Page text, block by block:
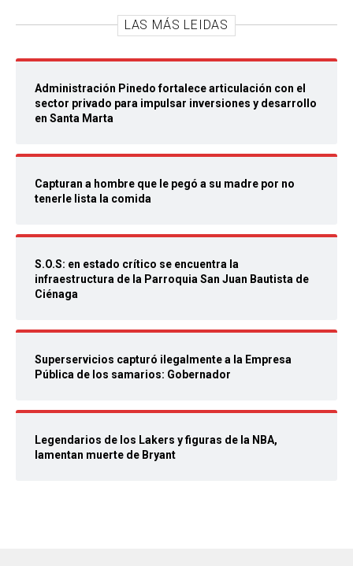
LAS MÁS LEIDAS
Administración Pinedo fortalece articulación con el
sector privado para impulsar inversiones y desarrollo
en Santa Marta
Capturan a hombre que le pegó a su madre por no
tenerle lista la comida
S.O.S: en estado crítico se encuentra la
infraestructura de la Parroquia San Juan Bautista de
Ciénaga
Superservicios capturó ilegalmente a la Empresa
Pública de los samarios: Gobernador
Legendarios de los Lakers y figuras de la NBA,
lamentan muerte de Bryant